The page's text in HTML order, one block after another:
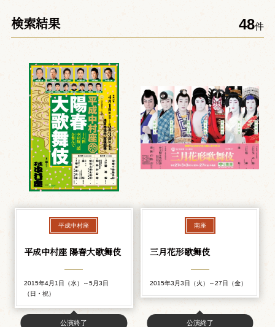
検索結果 48件
平成中村座
平成中村座 陽春大歌舞伎
2015年4月1日（水）～5月3日
（日・祝）
公演終了
南座
三月花形歌舞伎
2015年3月3日（火）～27日（金）
公演終了